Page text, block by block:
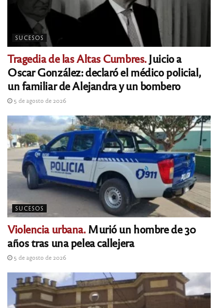
SUCESOS
Tragedia de las Altas Cumbres.Juicio a
Oscar González: declaró el médico policial,
un familiar de Alejandra y un bombero
5 de agosto de 2026
SUCESOS
Violencia urbana.Murió un hombre de 30
años tras una pelea callejera
5 de agosto de 2026